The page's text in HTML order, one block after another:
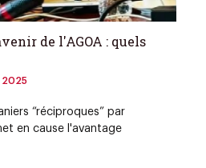
de l'AGOA : quels
2025
“réciproques” par
en cause l'avantage